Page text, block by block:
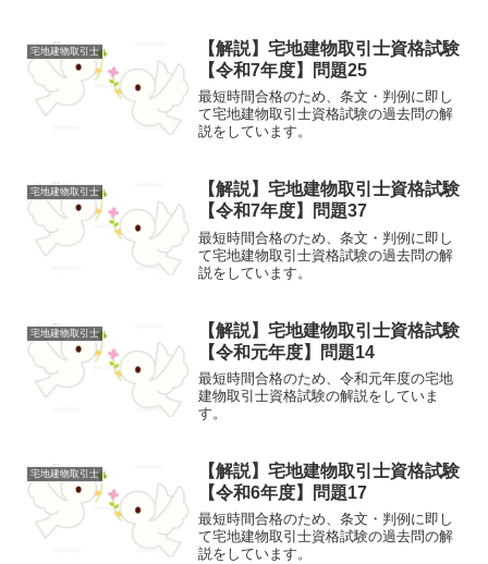
宅地建物取引士
【解説】宅地建物取引士資格試験
【令和7年度】問題25
最短時間合格のため、条文・判例に即し
て宅地建物取引士資格試験の過去問の解
説をしています。
宅地建物取引士
【解説】宅地建物取引士資格試験
【令和7年度】問題37
最短時間合格のため、条文・判例に即し
て宅地建物取引士資格試験の過去問の解
説をしています。
宅地建物取引士
【解説】宅地建物取引士資格試験
【令和元年度】問題14
最短時間合格のため、令和元年度の宅地
建物取引士資格試験の解説をしていま
す。
宅地建物取引士
【解説】宅地建物取引士資格試験
【令和6年度】問題17
最短時間合格のため、条文・判例に即し
て宅地建物取引士資格試験の過去問の解
説をしています。